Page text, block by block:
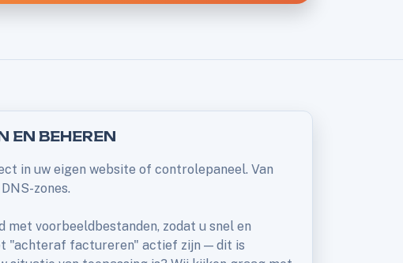
EN BEHEREN
in uw eigen website of controlepaneel. Van
zones.
met voorbeeldbestanden, zodat u snel en
"achteraf factureren" actief zijn — dit is